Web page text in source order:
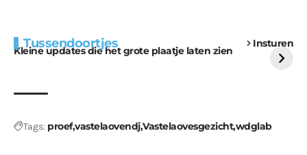
Tussendoortjes Insturen
Kleine updates die het grote plaatje laten zien
voor kabouters
uitdaging
Tags: proefvastelaovendjVastelaovesgezichtwdglab